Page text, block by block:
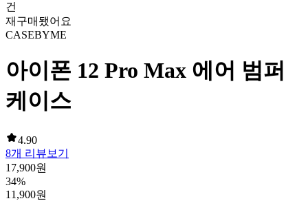
건
재구매됐어요
CASEBYME
아이폰 12 Pro Max 에어 범퍼
케이스
4.90
8개 리뷰보기
17,900원
34%
11,900원